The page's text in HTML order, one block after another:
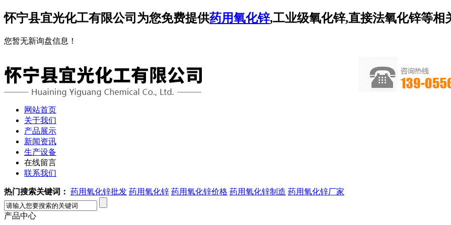
怀宁县宜光化工有限公司为您免费提供药用氧化锌,工业级氧化锌,直接法氧化锌等
您暂无新询盘信息！
网站首页
关于我们
产品展示
新闻资讯
生产设备
在线留言
联系我们
热门搜索关键词： 药用氧化锌批发 药用氧化锌 药用氧化锌价格 药用氧化锌制造 药用氧化锌厂家
产品中心